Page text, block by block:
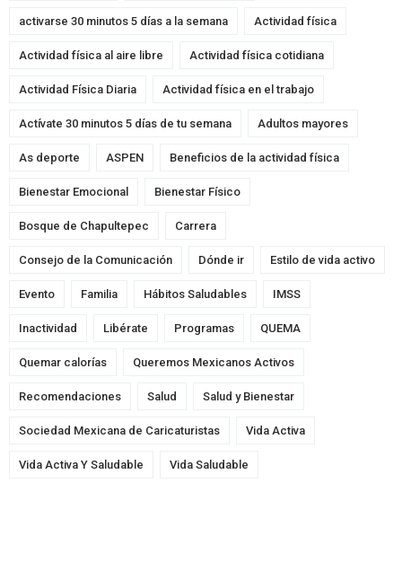
activarse 30 minutos 5 días a la semana Actividad física
Actividad física al aire libre Actividad física cotidiana
Actividad Física Diaria Actividad física en el trabajo
Actívate 30 minutos 5 días de tu semana Adultos mayores
As deporte ASPEN Beneficios de la actividad física
Bienestar Emocional Bienestar Físico
Bosque de Chapultepec Carrera
Consejo de la Comunicación Dónde ir Estilo de vida activo
Evento Familia Hábitos Saludables IMSS
Inactividad Libérate Programas QUEMA
Quemar calorías Queremos Mexicanos Activos
Recomendaciones Salud Salud y Bienestar
Sociedad Mexicana de Caricaturistas Vida Activa
Vida Activa Y Saludable Vida Saludable